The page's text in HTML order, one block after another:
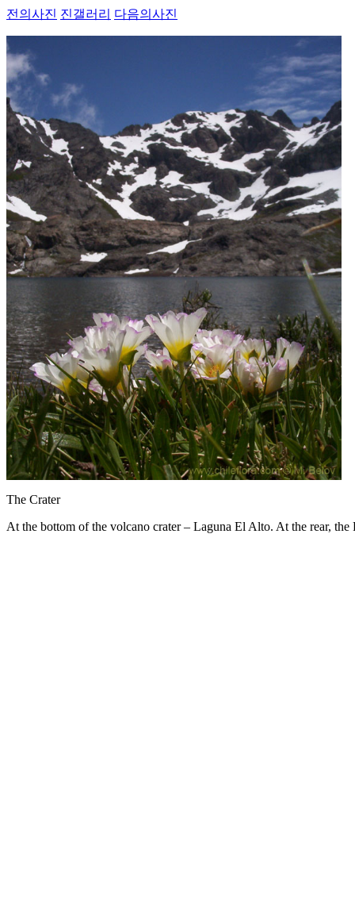
전의사진 진갤러리 다음의사진
The Crater
At the bottom of the volcano crater – Laguna El Alto. At the rear, the